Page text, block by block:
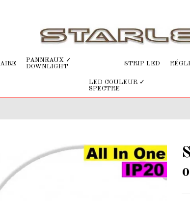
PANNEAUX ✓
DOWNLIGHT
STRIP LED
LED COULEUR ✓
SPECTRE